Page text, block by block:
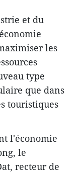
et du
les
type
que dans
touristiques
l'économie
le
recteur de